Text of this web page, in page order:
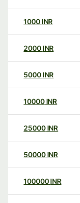
1000 INR
2000 INR
5000 INR
10000 INR
25000 INR
50000 INR
100000 INR